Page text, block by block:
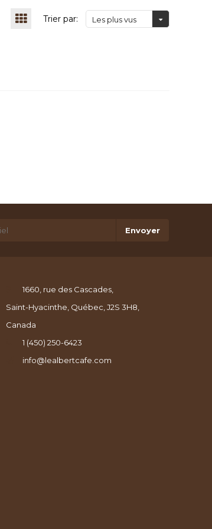
Trier par: Les plus vus
Envoyer
1660, rue des Cascades,
Saint-Hyacinthe, Québec, J2S 3H8,
Canada
1 (450) 250-6423
info@lealbertcafe.com